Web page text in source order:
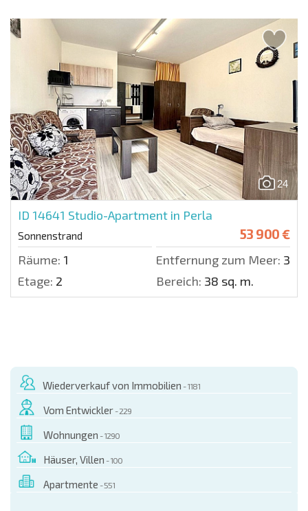
24
ID 14641 Studio-Apartment in Perla
Sonnenstrand 53 900 €
Räume: 1 Entfernung zum Meer: 300
Etage: 2 Bereich: 38 sq. m.
Wiederverkauf von Immobilien - 1181
Vom Entwickler - 229
Wohnungen - 1290
Häuser, Villen - 100
Apartmente - 551